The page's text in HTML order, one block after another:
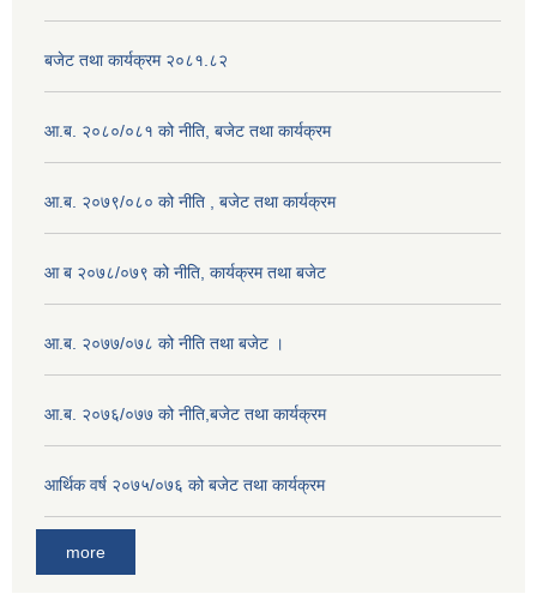
बजेट तथा कार्यक्रम २०८१.८२
आ.ब. २०८०/०८१ को नीति, बजेट तथा कार्यक्रम
आ.ब. २०७९/०८० को नीति , बजेट तथा कार्यक्रम
आ ब २०७८/०७९ को नीति, कार्यक्रम तथा बजेट
आ.ब. २०७७/०७८ को नीति तथा बजेट ।
आ.ब. २०७६/०७७ को नीति,बजेट तथा कार्यक्रम
आर्थिक वर्ष २०७५/०७६ को बजेट तथा कार्यक्रम
more